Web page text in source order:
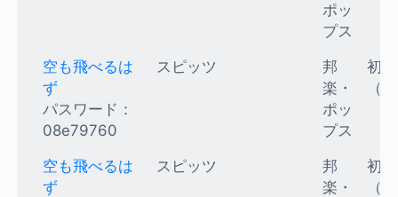
ポッ
プス
空も飛べるは
ず
パスワード：
08e79760
スピッツ
邦
楽・
ポッ
プス
初
（
空も飛べるは
ず
スピッツ
邦
楽・
初
（